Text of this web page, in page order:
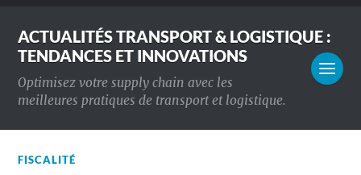
ACTUALITÉS TRANSPORT & LOGISTIQUE :
TENDANCES ET INNOVATIONS
Optimisez votre supply chain avec les
meilleures pratiques de transport et logistique.
FISCALITÉ